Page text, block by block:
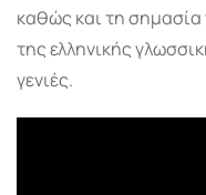
καθώς και τη
της ελληνικής
γενιές.